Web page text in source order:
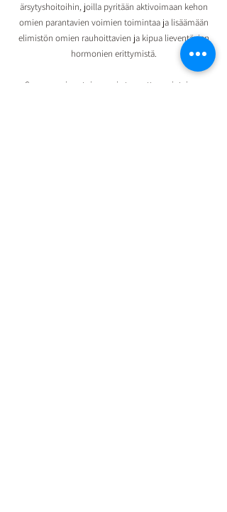
ärsytyshoitoihin, joilla pyritään aktivoimaan kehon
omien parantavien voimien toimintaa ja lisäämään
elimistön omien rauhoittavien ja kipua lieventävien
hormonien erittymistä.
Suomessa jo satoja vuosia tunnettu perinteinen